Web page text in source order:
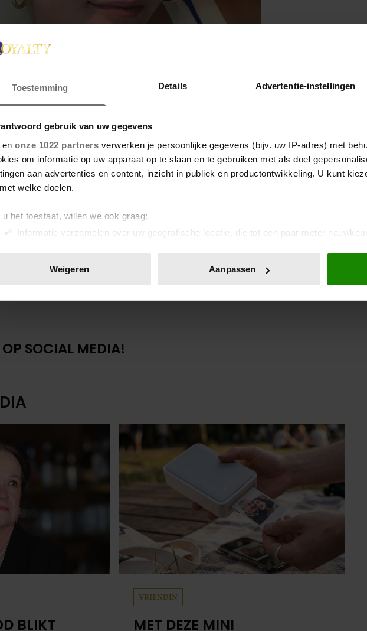
Toestemming Details Advertentie-instellingen
gebruik van uw gegevens
en onze 1022 partners verwerken je persoonlijke gegevens (bijv. uw IP-adres) met
om informatie op uw apparaat op te slaan en te gebruiken met als doel
aan advertenties en content, inzicht in publiek en productontwikkeling. U kunt
welke doelen.
u het toestaat, willen we ook graag:
Informatie verzamelen over uw geografische locatie, die tot een paar meter
Uw apparaat identificeren door het actief te scannen op specifieke eigenschappen
op elk moment wijzigen of intrekken in de Cookieverklaring.
gebruiken cookies om content en advertenties te personaliseren, om functies voor
te analyseren. Ook delen we informatie over uw gebruik van onze site met
of die ze hebben verzameld op basis van uw gebruik van hun services. U gaat
Weigeren Aanpassen
SOCIAL MEDIA!
BLIKT
VRIENDIN
MET DEZE MINI